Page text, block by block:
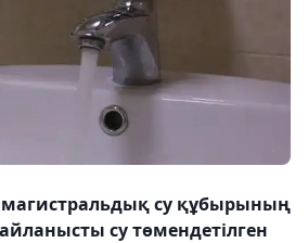
магистральдық су құбырының
су төмендетілген